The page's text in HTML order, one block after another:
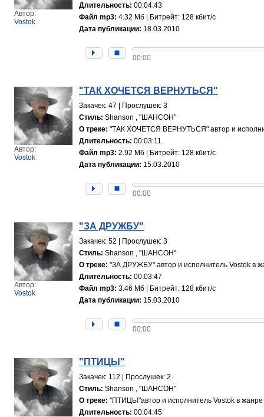
Автор:
Vostok
Длительность: 00:04:43
Файл mp3: 4.32 Мб | Битрейт: 128 кбит/с
Дата публикации: 18.03.2010
00:00
Автор:
Vostok
"ТАК ХОЧЕТСЯ ВЕРНУТЬСЯ"
Закачек: 47 | Прослушек: 3
Стиль: Shanson , "ШАНСОН"
О треке: "ТАК ХОЧЕТСЯ ВЕРНУТЬСЯ" автор и
Длительность: 00:03:11
Файл mp3: 2.92 Мб | Битрейт: 128 кбит/с
Дата публикации: 15.03.2010
00:00
Автор:
Vostok
"ЗА ДРУЖБУ"
Закачек: 52 | Прослушек: 3
Стиль: Shanson , "ШАНСОН"
О треке: "ЗА ДРУЖБУ" автор и исполнитель Vostok в
Длительность: 00:03:47
Файл mp3: 3.46 Мб | Битрейт: 128 кбит/с
Дата публикации: 15.03.2010
00:00
"ПТИЦЫ"
Закачек: 112 | Прослушек: 2
Стиль: Shanson , "ШАНСОН"
О треке: "ПТИЦЫ"автор и исполнитель Vostok в
Длительность: 00:04:45